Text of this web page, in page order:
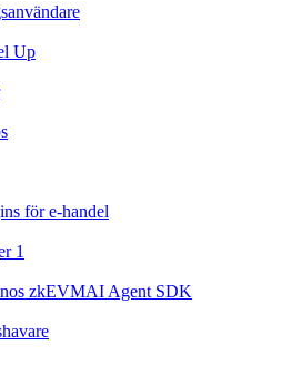
Up
för e-handel
1
zkEVMAI Agent SDK